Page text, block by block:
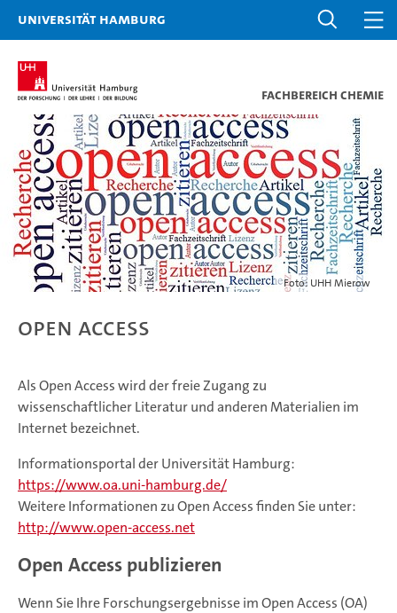
Universität Hamburg
Fachbereich Chemie
Foto: UHH Mierow
Open Access
Als Open Access wird der freie Zugang zu
wissenschaftlicher Literatur und anderen Materialien im
Internet bezeichnet.
Informationsportal der Universität Hamburg:
https://www.oa.uni-hamburg.de/
Weitere Informationen zu Open Access finden Sie unter:
http://www.open-access.net
Open Access publizieren
Wenn Sie Ihre Forschungsergebnisse im Open Access (OA)